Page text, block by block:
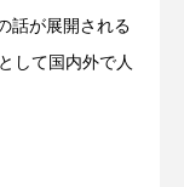
話が展開される
して国内外で人